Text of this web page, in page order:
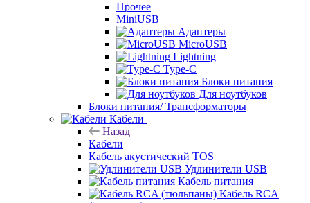
Прочее
MiniUSB
Адаптеры
MicroUSB
Lightning
Type-C
Блоки питания
Для ноутбуков
Блоки питания/ Трансформаторы
Кабели
Назад
Кабели
Кабель акустический TOS
Удлинители USB
Кабель питания
Кабель RCA